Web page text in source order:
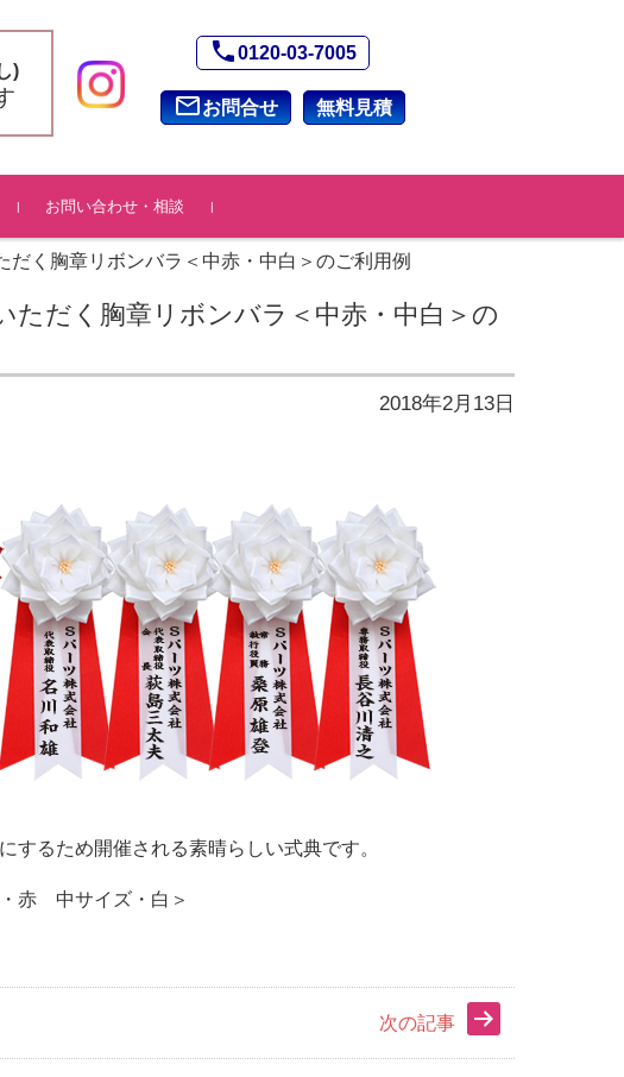
phone0120-03-7005
mail_outlineお問合せ 無料見積
)
お問い合わせ・相談
く胸章リボンバラ＜中赤・中白＞のご利用例
だく胸章リボンバラ＜中赤・中白＞の
2018年2月13日
するため開催さ れる素晴らしい式典です。
赤 中サイズ・白＞
次の記事